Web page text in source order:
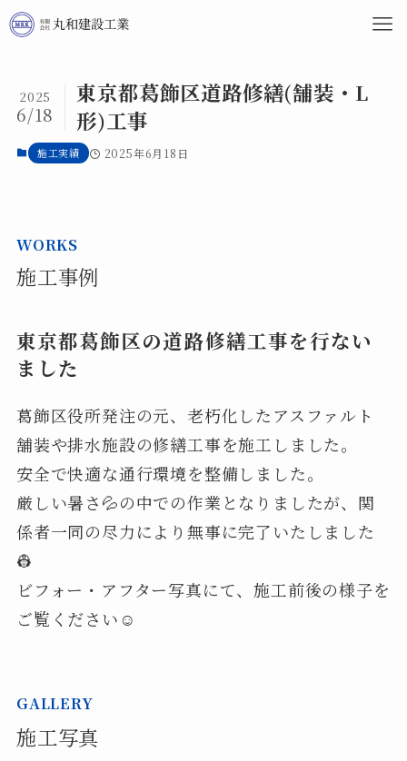
東京都葛飾区道路修繕(舗装・L
形)工事
2025
6/18
施工実績 2025年6月18日
WORKS
施工事例
東京都葛飾区の道路修繕工事を行ない
ました
葛飾区役所発注の元、老朽化したアスファルト
舗装や排水施設の修繕工事を施工しました。
安全で快適な通行環境を整備しました。
厳しい暑さ💦の中での作業となりましたが、関
係者一同の尽力により無事に完了いたしました
👷
ビフォー・アフター写真にて、施工前後の様子を
ご覧ください☺
GALLERY
施工写真